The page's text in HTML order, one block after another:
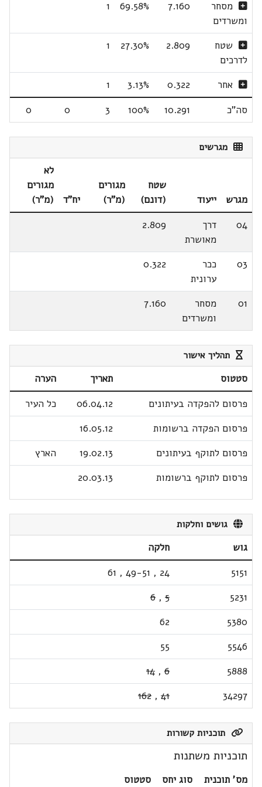
מסחר
ומשרדים
7.160
69.58%
1
שטח
לדרכים
2.809
27.30%
1
אחר 0.322
3.13%
1
סה"כ
10.291
100%
3
0
0
מגרשים
מגרש ייעוד
שטח
(דונם)
מגורים
(מ"ר)
יח"ד
לא
מגורים
(מ"ר)
04
דרך
מאושרת
2.809
03
ככר
ערונית
0.322
01
מסחר
ומשרדים
7.160
תהליך אישור
סטטוס תאריך
הערה
פרסום להפקדה בעיתונים
06.04.12
כל העיר
פרסום הפקדה ברשומות
16.05.12
פרסום לתוקף בעיתונים
19.02.13
הארץ
פרסום לתוקף ברשומות
20.03.13
גושים וחלקות
גוש
חלקה
5151
24
,
49-51
,
61
5231
5
,
6
5380
62
5546
55
5888
6
,
14
34297
41
,
162
תוכניות קשורות
תוכניות משתנות
מס' תוכנית סוג יחס
סטטוס